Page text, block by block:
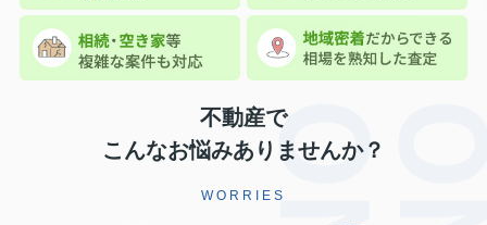
不動産で
こんなお悩みありませんか？
WORRIES